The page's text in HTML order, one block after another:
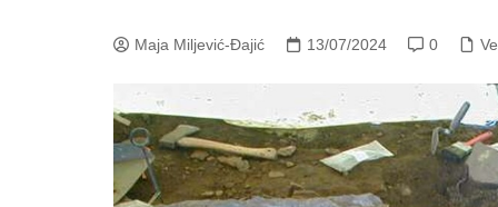
Maja Miljević-Đajić 13/07/2024 0